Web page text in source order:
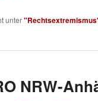
unter
NRW-